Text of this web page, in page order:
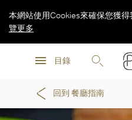
目錄
本網站使用Cookies來確保您獲得
覽更多
回到 餐廳指南